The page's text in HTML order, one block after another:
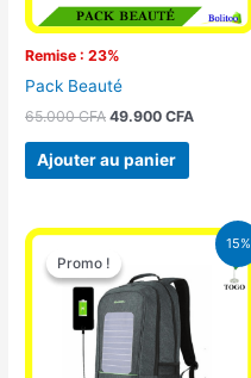
Remise : 23%
Pack Beauté
65.000CFA 49.900CFA
Ajouter au panier
15%
Promo !
Promo !
Le
prix
initial
était :
29.500 CFA.
Le
prix
actuel